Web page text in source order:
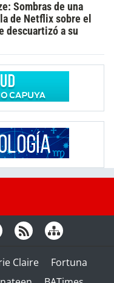
Sombras de una
de Netflix sobre el
descuartizó a su
Claire
Fortuna